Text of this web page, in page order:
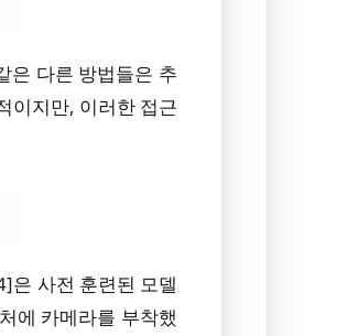
은 다른 방법들은 추
이지만, 이러한 접근
은 사전 훈련된 모델
에 카메라를 부착했